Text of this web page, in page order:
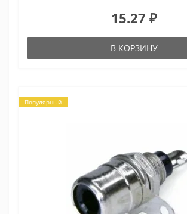
15.27 ₽
В КОРЗИНУ
Популярный